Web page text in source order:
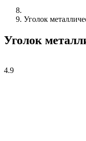
Уголок
Уголок
4.9